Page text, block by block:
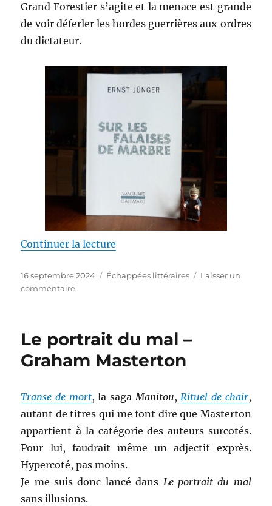
Grand Forestier s’agite et la menace est grande
de voir déferler les hordes guerrières aux ordres
du dictateur.
Continuer la lecture
Publié
le
16 septembre 2024 Catégories
Échappées littéraires
Laisser un
commentairesur
de
–
Le portrait du mal –
Graham Masterton
Transe de mort, la sagaManitou,Rituel de chair,
autant de titres qui me font dire que Masterton
appartient à la catégorie des auteurs surcotés.
Pour lui, faudrait même un adjectif exprès.
Hypercoté, pas moins.
Je me suis donc lancé dans Le portrait du mal
sans illusions.